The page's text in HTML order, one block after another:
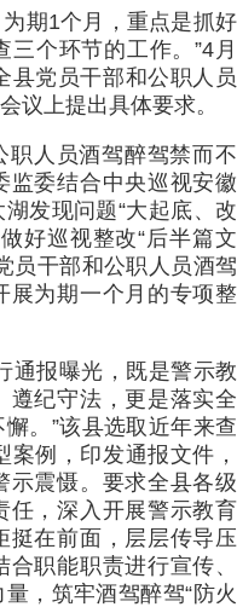
期1个月，重点是抓好
个环节的工作。”4月
县党员干部和公职人员
议上提出具体要求。
职人员酒驾醉驾禁而不
监委结合中央巡视安徽
发现问题“大起底、改
好巡视整改“后半篇文
员干部和公职人员酒驾
展为期一个月的专项整
通报曝光，既是警示教
遵纪守法，更是落实全
。”该县选取近年来查
例，印发通报文件，
示震慑。要求全县各级
任，深入开展警示教育
挺在前面，层层传导压
职能职责进行宣传、
，筑牢酒驾醉驾“防火